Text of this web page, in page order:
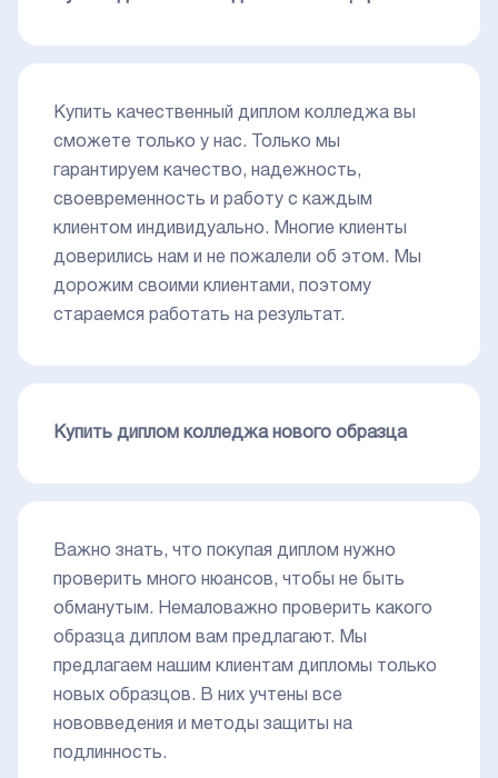
Купить качественный диплом колледжа вы
сможете только у нас. Только мы
гарантируем качество, надежность,
своевременность и работу с каждым
клиентом индивидуально. Многие клиенты
доверились нам и не пожалели об этом. Мы
дорожим своими клиентами, поэтому
стараемся работать на результат.
Купить диплом колледжа нового образца
Важно знать, что покупая диплом нужно
проверить много нюансов, чтобы не быть
обманутым. Немаловажно проверить какого
образца диплом вам предлагают. Мы
предлагаем нашим клиентам дипломы только
новых образцов. В них учтены все
нововведения и методы защиты на
подлинность.